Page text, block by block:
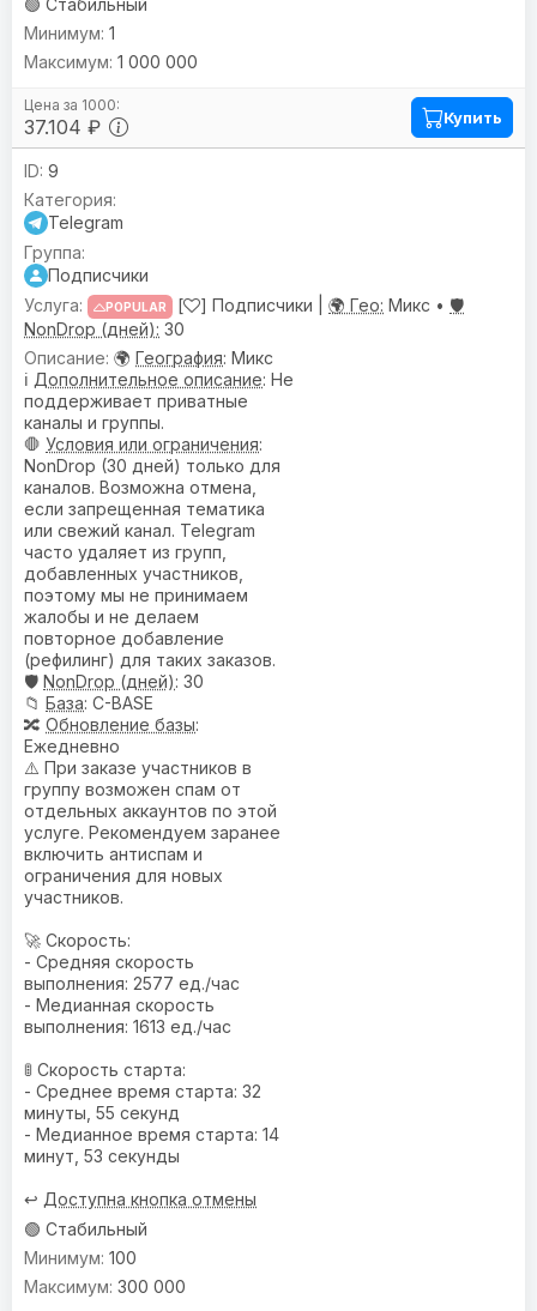
37.104 ₽
1
1 000 000
Купить
9
Telegram
Подписчики
POPULAR [ ] Подписчики | 🌍 Гео: Микс • 🛡️
NonDrop (дней): 30
🌍 География: Микс
ℹ️ Дополнительное описание: Не
поддерживает приватные
каналы и группы.
🛑 Условия или ограничения:
NonDrop (30 дней) только для
каналов. Возможна отмена,
если запрещенная тематика
или свежий канал. Telegram
часто удаляет из групп,
добавленных участников,
поэтому мы не принимаем
жалобы и не делаем
повторное добавление
(рефилинг) для таких заказов.
🛡️ NonDrop (дней): 30
📁 База: C-BASE
🔀 Обновление базы:
Ежедневно
⚠️ При заказе участников в
группу возможен спам от
отдельных аккаунтов по этой
услуге. Рекомендуем заранее
включить антиспам и
ограничения для новых
участников.
🚀 Скорость:
- Средняя скорость
выполнения: 2577 ед./час
- Медианная скорость
выполнения: 1613 ед./час
🚦 Скорость старта:
- Среднее время старта: 32
минуты, 55 секунд
- Медианное время старта: 14
минут, 53 секунды
↩️ Доступна кнопка отмены
🟢 Стабильный
100
300 000